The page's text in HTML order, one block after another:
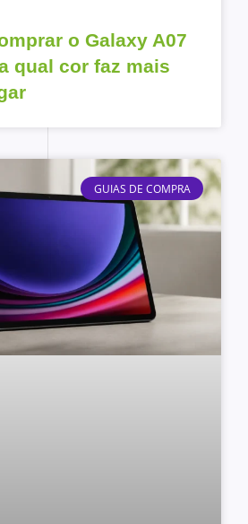
o Galaxy A07
qual cor faz mais
GUIAS DE COMPRA